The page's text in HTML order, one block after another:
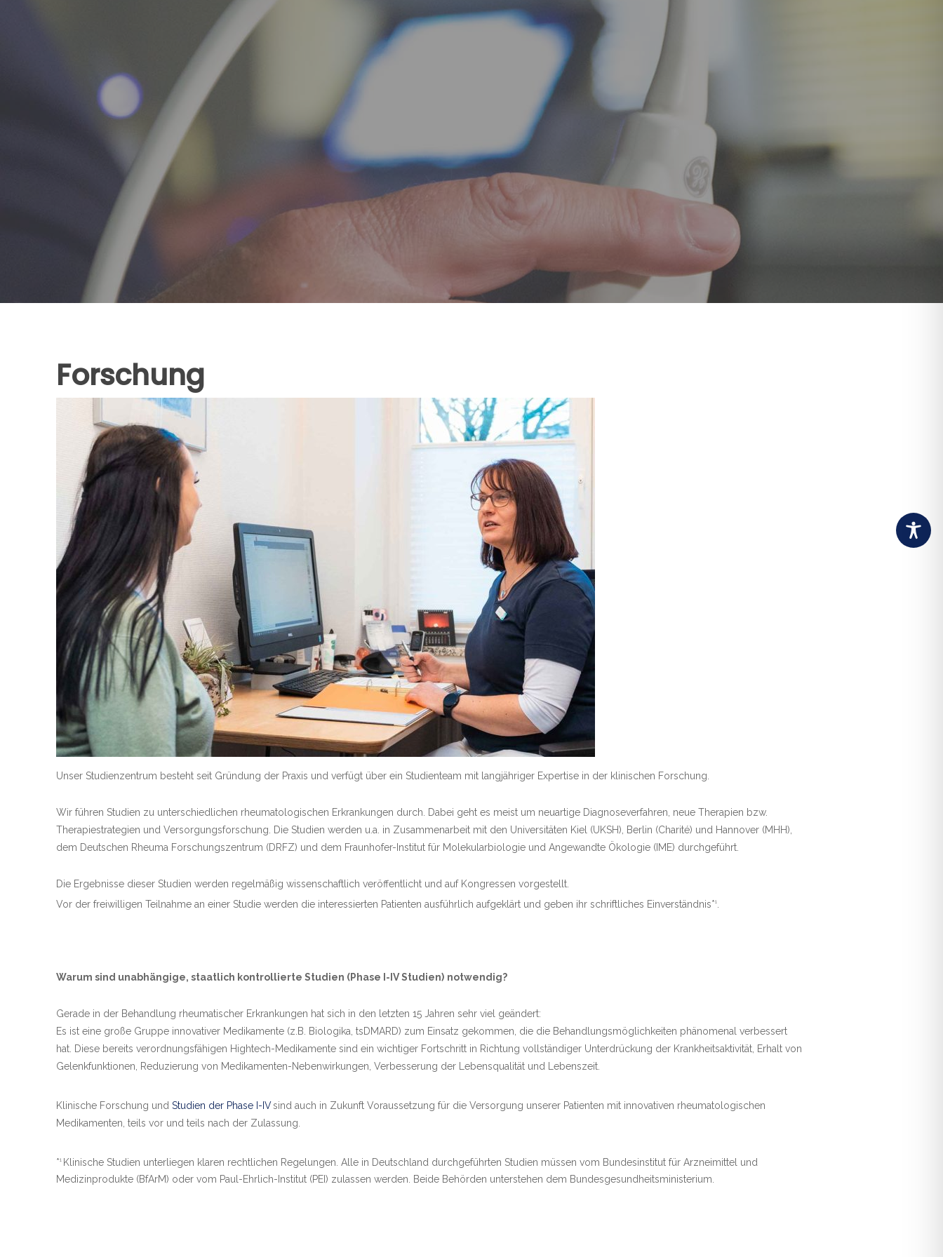
Forschung
Unser Studienzentrum besteht seit Gründung der Praxis und verfügt über ein Studienteam mit langjähriger Expertise in der klinischen Forschung.
Wir führen Studien zu unterschiedlichen rheumatologischen Erkrankungen durch. Dabei geht es meist um neuartige Diagnoseverfahren, neue Therapien bzw.
Therapiestrategien und Versorgungsforschung. Die Studien werden u.a. in Zusammenarbeit mit den Universitäten Kiel (UKSH), Berlin (Charité) und Hannover (MHH),
dem Deutschen Rheuma Forschungszentrum (DRFZ) und dem Fraunhofer-Institut für Molekularbiologie und Angewandte Ökologie (IME) durchgeführt.
Die Ergebnisse dieser Studien werden regelmäßig wissenschaftlich veröffentlicht und auf Kongressen vorgestellt.
Vor der freiwilligen Teilnahme an einer Studie werden die interessierten Patienten ausführlich aufgeklärt und geben ihr schriftliches Einverständnis*1
Warum sind unabhängige, staatlich kontrollierte Studien (Phase I-IV Studien) notwendig?
Gerade in der Behandlung rheumatischer Erkrankungen hat sich in den letzten 15 Jahren sehr viel geändert:
Es ist eine große Gruppe innovativer Medikamente (z.B. Biologika, tsDMARD) zum Einsatz gekommen, die die Behandlungsmöglichkeiten phänomenal verbessert
hat. Diese bereits verordnungsfähigen Hightech-Medikamente sind ein wichtiger Fortschritt in Richtung vollständiger Unterdrückung der Krankheitsaktivität, Erhalt von
Gelenkfunktionen, Reduzierung von Medikamenten-Nebenwirkungen, Verbesserung der Lebensqualität und Lebenszeit.
Klinische Forschung und Studien der Phase I-IVsind auch in Zukunft Voraussetzung für die Versorgung unserer Patienten mit innovativen rheumatologischen
Medikamenten, teils vor und teils nach der Zulassung.
*1 Klinische Studien unterliegen klaren rechtlichen Regelungen. Alle in Deutschland durchgeführten Studien müssen vom Bundesinstitut für Arzneimittel und
Medizinprodukte (BfArM) oder vom Paul-Ehrlich-Institut (PEI) zulassen werden. Beide Behörden unterstehen dem Bundesgesundheitsministerium.